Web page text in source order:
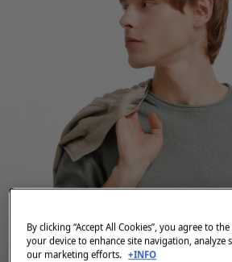
By clicking “Accept All Cookies”, you agree to
your device to enhance site navigation, analyze
our marketing efforts. +INFO